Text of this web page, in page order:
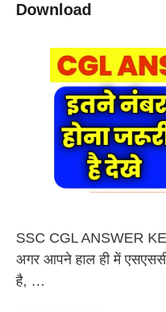
Download
SSC CGL ANSWER
अगर आपने हाल ही में एसएससी
है, …